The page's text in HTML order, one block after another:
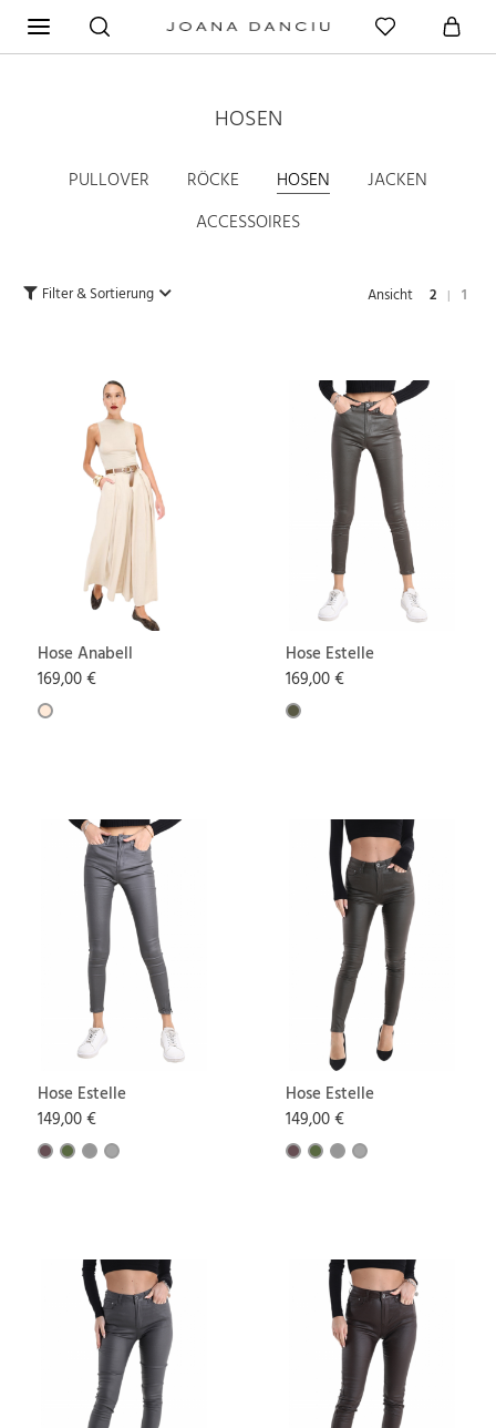
HOSEN
PULLOVER RÖCKE HOSEN
JACKEN
ACCESSOIRES
Filter & Sortierung Ansicht 2 | 1
Hose Anabell
169,00 €
Hose Estelle
169,00 €
Hose Estelle
149,00 €
Hose Estelle
149,00 €